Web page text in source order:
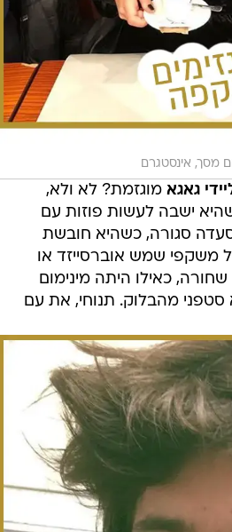
מסך, אינסטגרם
גאגא מוגזמת? לא ולא,
ישבה לעשות פוזות עם
סגורה, כשהיא חובשת
משקפי שמש אוברסייזד או
כאילו היתה מינימום
סטפני מהבלוק. תנוחי, את עם